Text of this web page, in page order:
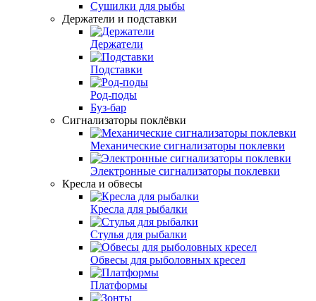
Сушилки для рыбы
Держатели и подставки
Держатели
Подставки
Род-поды
Буз-бар
Сигнализаторы поклёвки
Механические сигнализаторы поклевки
Электронные сигнализаторы поклевки
Кресла и обвесы
Кресла для рыбалки
Стулья для рыбалки
Обвесы для рыболовных кресел
Платформы